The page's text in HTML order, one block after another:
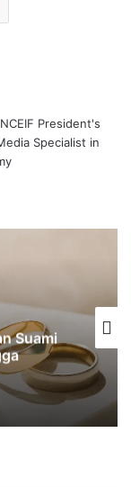
President's
Specialist in
Suami